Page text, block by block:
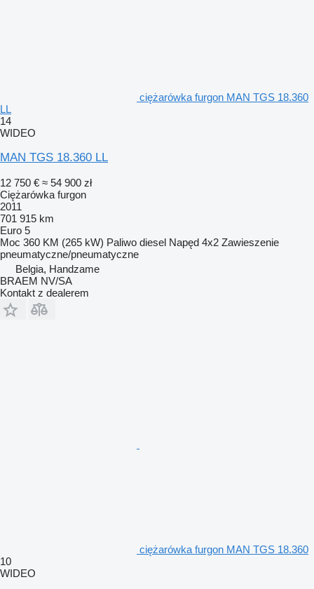
ciężarówka furgon MAN TGS 18.360
LL
14
WIDEO
MAN TGS 18.360 LL
12 750 € ≈ 54 900 zł
Ciężarówka furgon
2011
701 915 km
Euro 5
Moc 360 KM (265 kW) Paliwo diesel Napęd 4x2 Zawieszenie
pneumatyczne/pneumatyczne
Belgia, Handzame
BRAEM NV/SA
Kontakt z dealerem
ciężarówka furgon MAN TGS 18.360
10
WIDEO